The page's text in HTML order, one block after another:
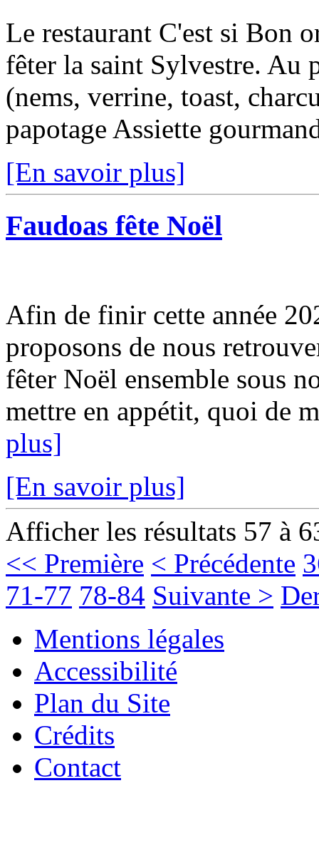
Le restaurant C'est si Bon
fêter la saint Sylvestre. Au
(nems, verrine, toast,
papotage Assiette
[En savoir plus]
Faudoas fête Noël
Afin de finir cette année
proposons de nous
fêter Noël ensemble sous
mettre en appétit, quoi de
plus]
[En savoir plus]
Afficher les résultats 57 à
<< Première < Précédente
71-77 78-84 Suivante >
Mentions légales
Accessibilité
Plan du Site
Crédits
Contact